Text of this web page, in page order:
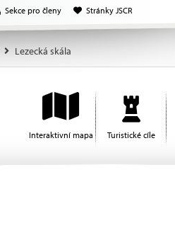
Sekce pro členy Stránky JSCR
Lezecká skála
Interaktivní mapa Turistické cíle